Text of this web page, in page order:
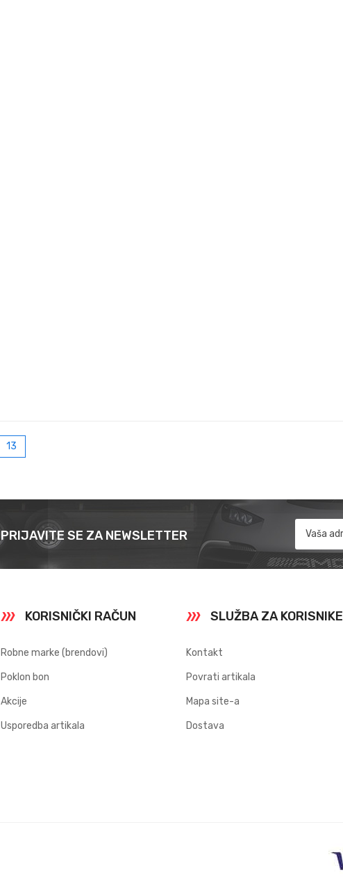
13
PRIJAVITE SE ZA NEWSLETTER
KORISNIČKI RAČUN
Robne marke (brendovi)
Poklon bon
Akcije
Usporedba artikala
SLUŽBA ZA KORISNIKE
Kontakt
Povrati artikala
Mapa site-a
Dostava